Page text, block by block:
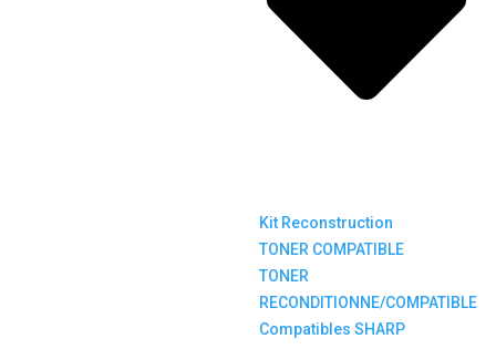
Kit Reconstruction
TONER COMPATIBLE
TONER
RECONDITIONNE/COMPATIBLE
Compatibles SHARP